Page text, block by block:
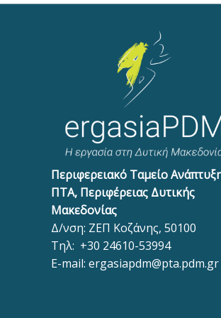
Περιφερειακό Ταμείο
ΠΤΑ, Περιφέρειας Δυτικής
Μακεδονίας
Δ/νση: ΖΕΠ Κοζάνης, 50100
Τηλ: +30 24610-53994
E-mail: ergasiapdm@pta.pdm.gr